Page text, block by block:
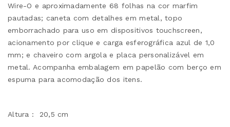
Wire-O e aproximadamente 68 folhas na cor marfim
pautadas; caneta com detalhes em metal, topo
emborrachado para uso em dispositivos touchscreen,
acionamento por clique e carga esferográfica azul de 1,0
mm; e chaveiro com argola e placa personalizável em
metal. Acompanha embalagem em papelão com berço em
espuma para acomodação dos itens.
Altura : 20,5 cm